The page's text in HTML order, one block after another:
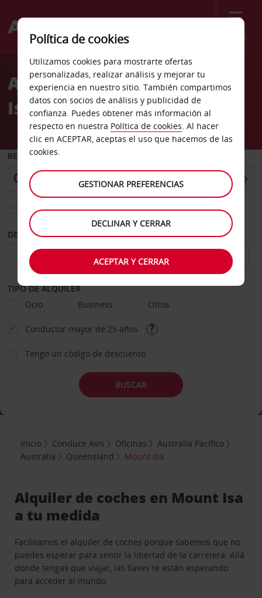
Menú
Welcome
AvisAlquiler de coches Mount
Isa
RECOGER EN
Elegir otra oficina de devolución
DESDE HASTA
TIPO DE ALQUILER
Ocio
Business Otros
Conductor mayor de 25 años
Tengo un código de descuento
BUSCAR
Inicio Conduce Avis Oficinas
Australia Pacífico
Australia
Queensland Mount Isa
Alquiler de coches en Mount Isa
a tu medida
Facilitamos el alquiler de coches porque sabemos que no
puedes esperar para sentir la libertad de la carretera. Allá
donde tengas que viajar, las llaves te están esperando
para acceder al mundo.
Política de cookies
Utilizamos cookies para mostrarte ofertas
personalizadas, realizar análisis y mejorar tu
experiencia en nuestro sitio. También compartimos
datos con socios de análisis y publicidad de
confianza. Puedes obtener más información al
respecto en nuestra Política de cookies. Al hacer
clic en ACEPTAR, aceptas el uso que hacemos de las
cookies.
GESTIONAR PREFERENCIAS
DECLINAR Y CERRAR
ACEPTAR Y CERRAR